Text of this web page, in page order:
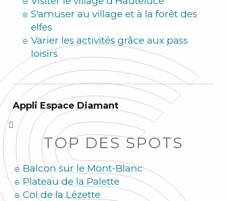
S'amuser au village et à la forêt des
elfes
Varier les activités grâce aux pass
loisirs
Appli Espace Diamant
TOP DES SPOTS
Balcon sur le Mont-Blanc
Plateau de la Palette
Col de la Lézette